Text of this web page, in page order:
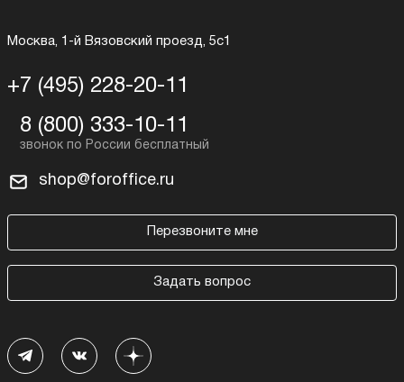
Москва, 1-й Вязовский проезд, 5с1
+7 (495) 228-20-11
8 (800) 333-10-11
shop@foroffice.ru
Перезвоните мне
Задать вопрос